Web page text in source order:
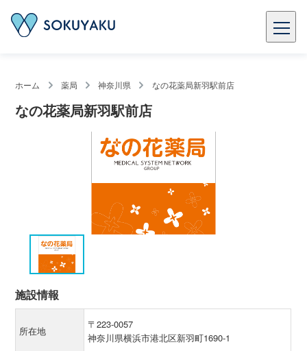
ホーム 薬局 神奈川県 なの花薬局新羽駅前店
なの花薬局新羽駅前店
施設情報
所在地
〒223-0057
神奈川県横浜市港北区新羽町1690-1